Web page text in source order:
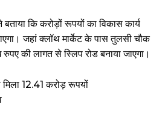
कि करोड़ों रूपयों का विकास कार्य
जहां क्लॉथ मार्केट के पास तुलसी चौक
की लागत से स्लिप रोड बनाया जाएगा।